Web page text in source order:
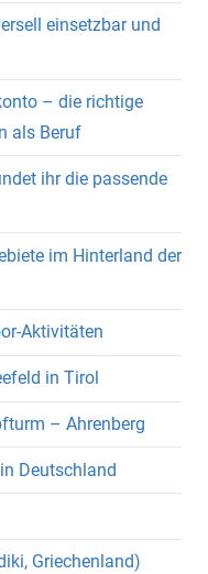
einsetzbar und
– die richtige
als Beruf
ihr die passende
im Hinterland der
Aktivitäten
in Tirol
– Ahrenberg
Deutschland
Griechenland)